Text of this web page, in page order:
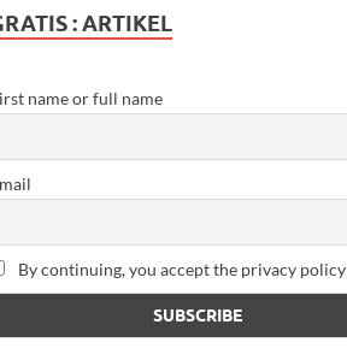
: ARTIKEL
name or full name
By continuing, you accept the privacy policy